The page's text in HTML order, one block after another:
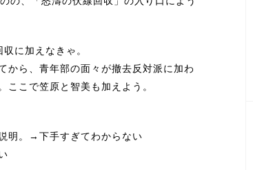
に加えなきゃ。
ら、青年部の面々が撤去反対派に加わ
こで笠原と智美も加えよう。
明。→下手すぎてわからない